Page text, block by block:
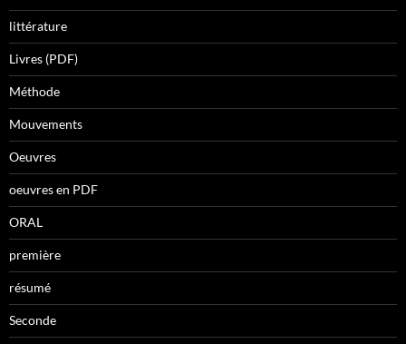
littérature
Livres (PDF)
Méthode
Mouvements
Oeuvres
oeuvres en PDF
ORAL
première
résumé
Seconde